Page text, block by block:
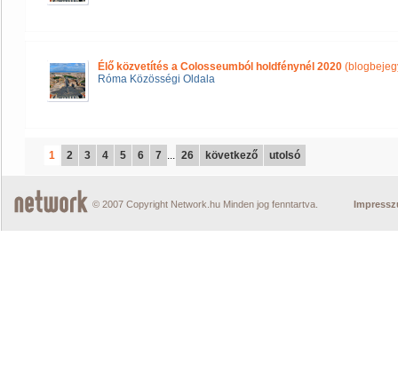
Élő közvetítés a Colosseumból holdfénynél 2020
Róma Közösségi Oldala
1 2 3 4 5 6 7 ... 26 következő utolsó
© 2007 Copyright Network.hu Minden jog fenntartva.